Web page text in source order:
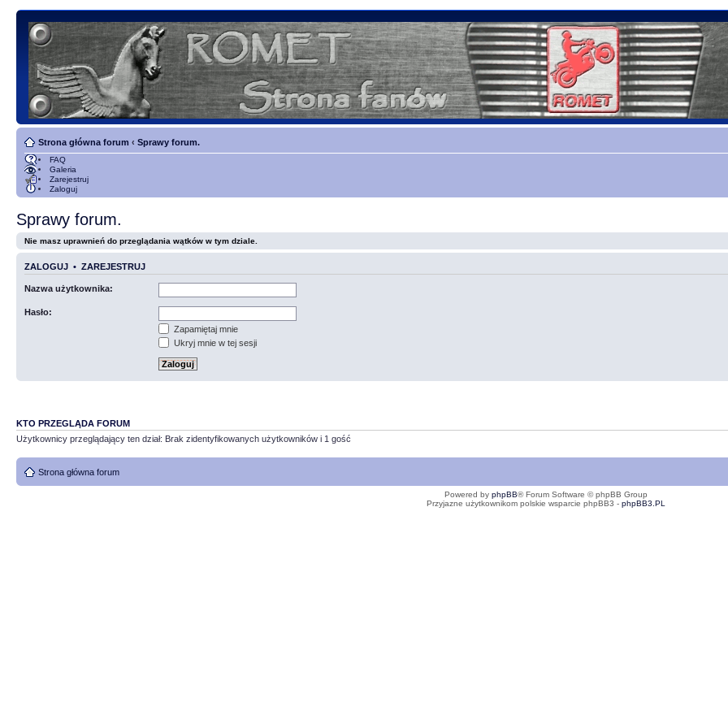
Strona główna forum ‹ Sprawy forum.
FAQ
Galeria
Zarejestruj
Zaloguj
Sprawy forum.
Nie masz uprawnień do przeglądania wątków w tym dziale.
ZALOGUJ • ZAREJESTRUJ
Nazwa użytkownika:
Hasło:
Zapamiętaj mnie
Ukryj mnie w tej sesji
KTO PRZEGLĄDA FORUM
Użytkownicy przeglądający ten dział: Brak zidentyfikowanych użytkowników i 1 gość
Strona główna forum
Powered by phpBB® Forum Software © phpBB Group
Przyjazne użytkownikom polskie wsparcie phpBB3 - phpBB3.PL